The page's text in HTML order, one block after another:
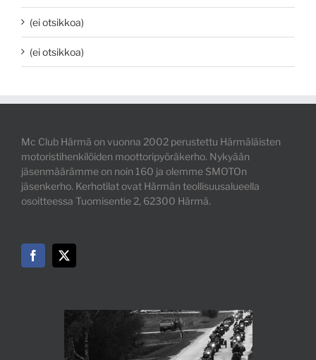
(ei otsikkoa)
(ei otsikkoa)
Mc Club Härmä on vuonna 2002 perustettu Härmäläisten
motoristihenkilöiden moottoripyöräkerho. Nykyään
jäsenmäärämme on noin 160 ja olemme SMOTOn
jäsenkerho. Kerhotilat ovat Härmän teollisuusalueella
osoitteessa Tuomisentie 2, 62300 Härmä.